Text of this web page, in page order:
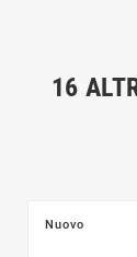
16
Nuovo